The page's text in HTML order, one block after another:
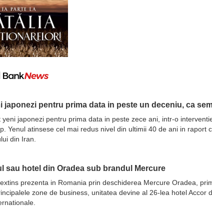
japonezi pentru prima data in peste un deceniu, ca
japonezi pentru prima data in peste zece ani, intr-o
Yenul atinsese cel mai redus nivel din ultimii 40 de ani in
din Iran.
sau hotel din Oradea sub brandul Mercure
prezenta in Romania prin deschiderea Mercure Oradea,
zone de business, unitatea devine al 26-lea hotel